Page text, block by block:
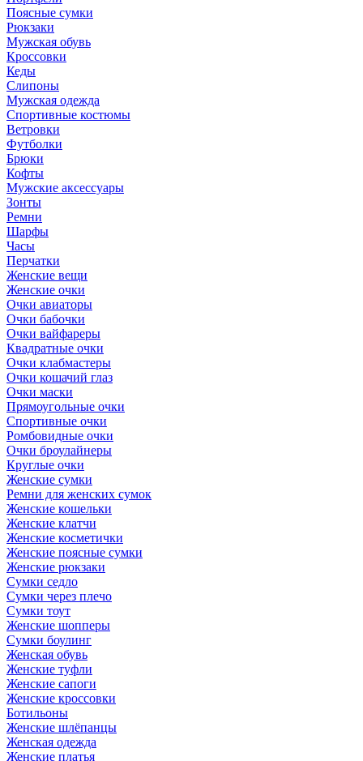
Поясные сумки
Рюкзаки
Мужская обувь
Кроссовки
Кеды
Слипоны
Мужская одежда
Спортивные костюмы
Ветровки
Футболки
Брюки
Кофты
Мужские аксессуары
Зонты
Ремни
Шарфы
Часы
Перчатки
Женские вещи
Женские очки
Очки авиаторы
Очки бабочки
Очки вайфареры
Квадратные очки
Очки клабмастеры
Очки кошачий глаз
Очки маски
Прямоугольные очки
Спортивные очки
Ромбовидные очки
Очки броулайнеры
Круглые очки
Женские сумки
Ремни для женских сумок
Женские кошельки
Женские клатчи
Женские косметички
Женские поясные сумки
Женские рюкзаки
Сумки седло
Сумки через плечо
Сумки тоут
Женские шопперы
Сумки боулинг
Женская обувь
Женские туфли
Женские сапоги
Женские кроссовки
Ботильоны
Женские шлёпанцы
Женская одежда
Женские платья